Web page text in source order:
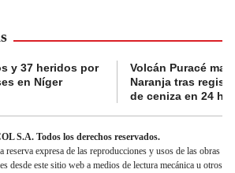
y 37 heridos por
en Níger
Volcán Puracé
Naranja tras
de ceniza en 24
S.A. Todos los derechos reservados.
expresa de las reproducciones y usos de las obras
desde este sitio web a medios de lectura mecánica u otros